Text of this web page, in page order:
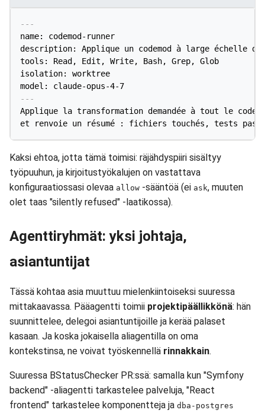
---
name: codemod-runner
description: Applique un codemod à large échelle
tools: Read, Edit, Write, Bash, Grep, Glob
isolation: worktree
model: claude-opus-4-7
---
Applique la transformation demandée à tout le
Kaksi ehtoa, jotta tämä toimisi: räjähdyspiiri sisältyy
työpuuhun, ja kirjoitustyökalujen on vastattava
konfiguraatiossasi olevaa allow -sääntöä (ei ask, muuten
olet taas "silently refused" -laatikossa).
Agenttiryhmät: yksi johtaja,
asiantuntijat
Tässä kohtaa asia muuttuu mielenkiintoiseksi suuressa
mittakaavassa. Pääagentti toimii projektipäällikkönä: hän
suunnittelee, delegoi asiantuntijoille ja kerää palaset
kasaan. Ja koska jokaisella aliagentilla on oma
kontekstinsa, ne voivat työskennellä rinnakkain.
Suuressa BStatusChecker PR:ssä: samalla kun "Symfony
backend" -aliagentti tarkastelee palveluja, "React
frontend" tarkastelee komponentteja ja dba-postgres